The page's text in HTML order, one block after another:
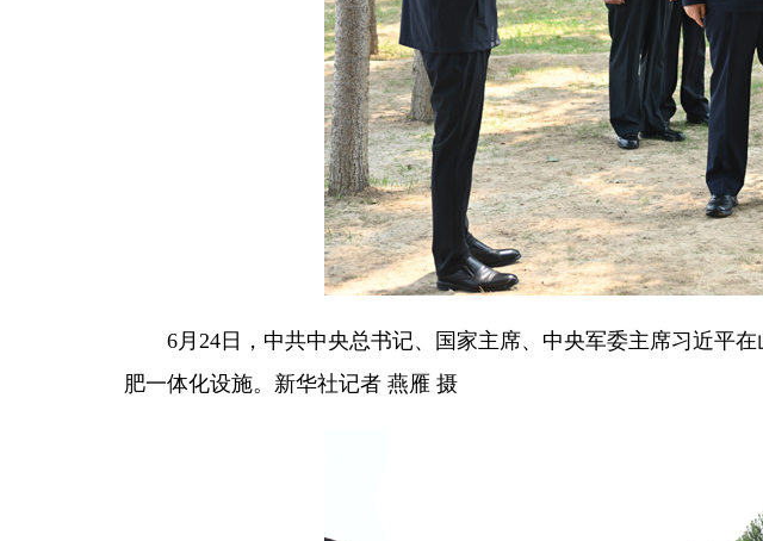
6月24日，中共中央总书记、国家主席、中央军委主席习近平
肥一体化设施。新华社记者 燕雁 摄